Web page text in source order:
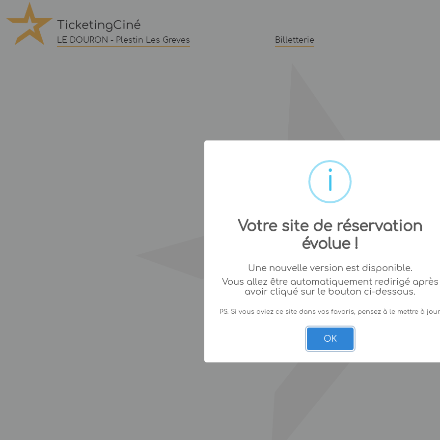
TicketingCiné
LE DOURON - Plestin Les Greves Billetterie
Votre site de réservation
évolue !
Une nouvelle version est disponible.
Vous allez être automatiquement redirigé après
avoir cliqué sur le bouton ci-dessous.
PS: Si vous aviez ce site dans vos favoris, pensez à le mettre à
OK